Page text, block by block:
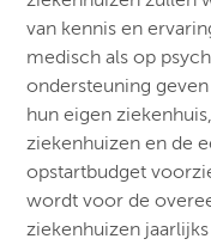
van kennis en
medisch als op
ondersteuning
hun eigen
ziekenhuizen en de
opstartbudget
wordt voor de
ziekenhuizen